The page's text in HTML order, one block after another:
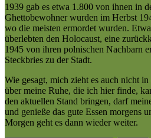
1939 gab es etwa 1.800 von ihnen in
Ghettobewohner wurden im Herbst
wo die meisten ermordet wurden.
überlebten den Holocaust, eine
1945 von ihren polnischen Nachbarn
Steckbries zu der Stadt.
Wie gesagt, mich zieht es auch nicht
über meine Ruhe, die ich hier finde,
den aktuellen Stand bringen, darf
und genieße das gute Essen morgens
Morgen geht es dann wieder weiter.